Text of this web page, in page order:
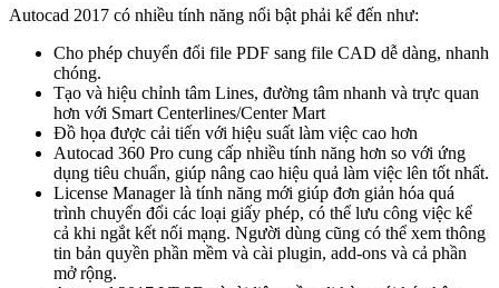
Autocad 2017 có nhiều tính năng nổi bật phải kể đến như:
Cho phép chuyển đổi file PDF sang file CAD dễ dàng, nhanh
chóng.
Tạo và hiệu chỉnh tâm Lines, đường tâm nhanh và trực quan
hơn với Smart Centerlines/Center Mart
Đồ họa được cải tiến với hiệu suất làm việc cao hơn
Autocad 360 Pro cung cấp nhiều tính năng hơn so với ứng
dụng tiêu chuẩn, giúp nâng cao hiệu quả làm việc lên tốt nhất.
License Manager là tính năng mới giúp đơn giản hóa quá
trình chuyển đổi các loại giấy phép, có thể lưu công việc kể
cả khi ngắt kết nối mạng. Người dùng cũng có thể xem thông
tin bản quyền phần mềm và cài plugin, add-ons và cả phần
mở rộng.